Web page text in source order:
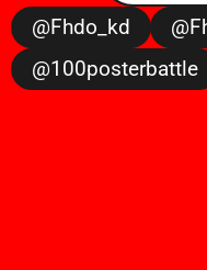
@fhdo_kd
@100posterbattle